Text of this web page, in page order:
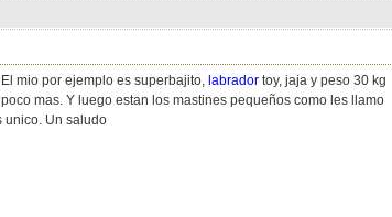
mio por ejemplo es superbajito, labrador toy, jaja y peso 30 kg
mas. Y luego estan los mastines pequeños como les llamo
unico. Un saludo